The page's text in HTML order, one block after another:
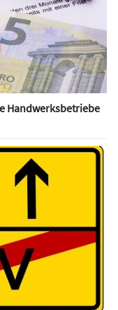
Handwerksbetriebe